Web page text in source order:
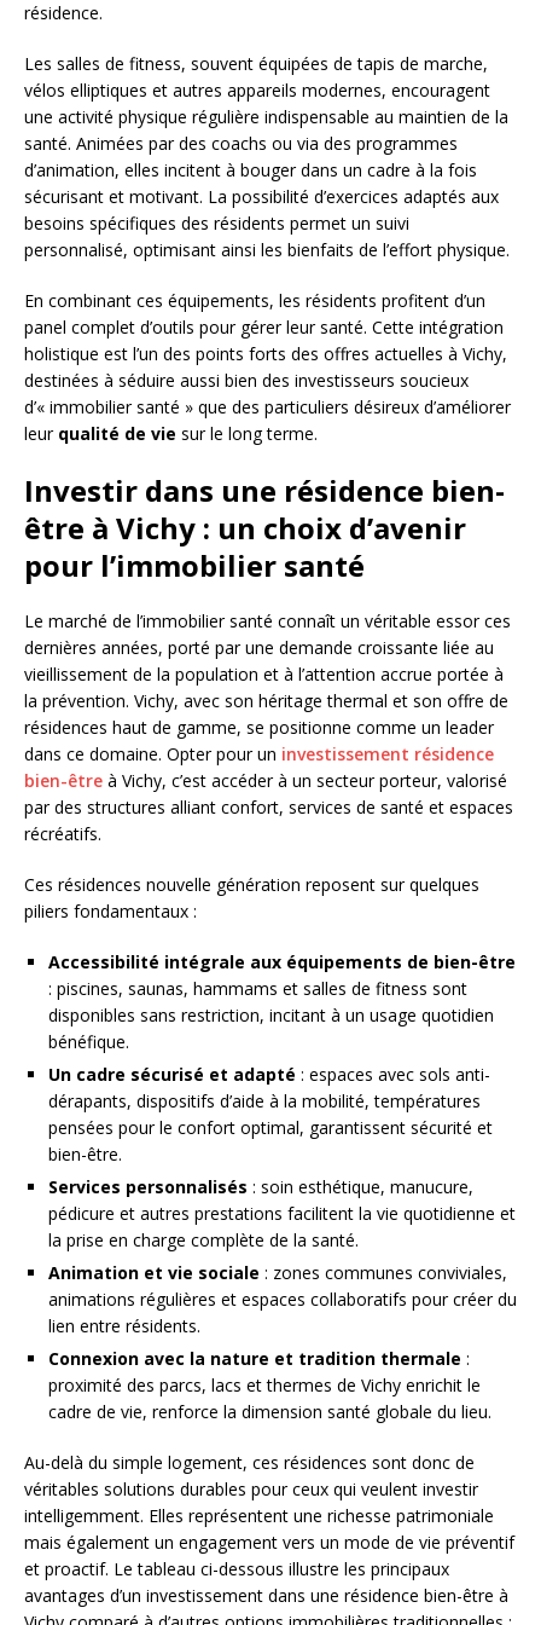
résidence.
Les salles de fitness, souvent équipées de tapis de marche,
vélos elliptiques et autres appareils modernes, encouragent
une activité physique régulière indispensable au maintien de la
santé. Animées par des coachs ou via des programmes
d’animation, elles incitent à bouger dans un cadre à la fois
sécurisant et motivant. La possibilité d’exercices adaptés aux
besoins spécifiques des résidents permet un suivi
personnalisé, optimisant ainsi les bienfaits de l’effort physique.
En combinant ces équipements, les résidents profitent d’un
panel complet d’outils pour gérer leur santé. Cette intégration
holistique est l’un des points forts des offres actuelles à Vichy,
destinées à séduire aussi bien des investisseurs soucieux
d’« immobilier santé » que des particuliers désireux d’améliorer
leur qualité de vie sur le long terme.
Investir dans une résidence bien-
être à Vichy : un choix d’avenir
pour l’immobilier santé
Le marché de l’immobilier santé connaît un véritable essor ces
dernières années, porté par une demande croissante liée au
vieillissement de la population et à l’attention accrue portée à
la prévention. Vichy, avec son héritage thermal et son offre de
résidences haut de gamme, se positionne comme un leader
dans ce domaine. Opter pour un investissement résidence
bien-être à Vichy, c’est accéder à un secteur porteur, valorisé
par des structures alliant confort, services de santé et espaces
récréatifs.
Ces résidences nouvelle génération reposent sur quelques
piliers fondamentaux :
Accessibilité intégrale aux équipements de bien-être
: piscines, saunas, hammams et salles de fitness sont
disponibles sans restriction, incitant à un usage quotidien
bénéfique.
Un cadre sécurisé et adapté : espaces avec sols anti-
dérapants, dispositifs d’aide à la mobilité, températures
pensées pour le confort optimal, garantissent sécurité et
bien-être.
Services personnalisés : soin esthétique, manucure,
pédicure et autres prestations facilitent la vie quotidienne et
la prise en charge complète de la santé.
Animation et vie sociale : zones communes conviviales,
animations régulières et espaces collaboratifs pour créer du
lien entre résidents.
Connexion avec la nature et tradition thermale :
proximité des parcs, lacs et thermes de Vichy enrichit le
cadre de vie, renforce la dimension santé globale du lieu.
Au-delà du simple logement, ces résidences sont donc de
véritables solutions durables pour ceux qui veulent investir
intelligemment. Elles représentent une richesse patrimoniale
mais également un engagement vers un mode de vie préventif
et proactif. Le tableau ci-dessous illustre les principaux
avantages d’un investissement dans une résidence bien-être à